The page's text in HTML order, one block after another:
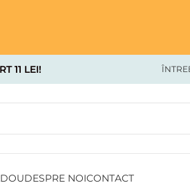
11 LEI!
DESPRE NOICONTACT